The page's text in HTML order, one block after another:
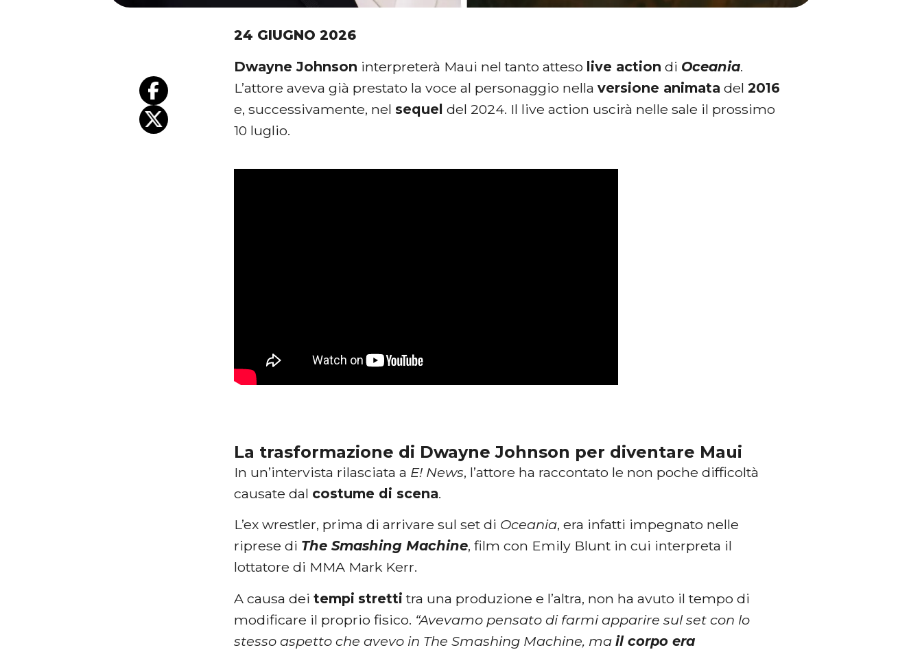
24 GIUGNO 2026
Dwayne Johnson interpreterà Maui nel tanto atteso live action di Oceania.
L’attore aveva già prestato la voce al personaggio nellaversione animata del2016
e, successivamente, nel sequel del 2024. Il live action uscirà nelle sale il prossimo
10 luglio.
La trasformazione di Dwayne Johnson per diventare Maui
In un’intervista rilasciata a E! News, l’attore ha raccontato le non poche difficoltà
causate dal costume di scena.
L’ex wrestler, prima di arrivare sul set di Oceania, era infatti impegnato nelle
riprese di The Smashing Machine, film con Emily Blunt in cui interpreta il
lottatore di MMA Mark Kerr.
A causa deitempi stretti tra una produzione e l’altra, non ha avuto il tempo di
modificare il proprio fisico. “Avevamo pensato di farmi apparire sul set con lo
stesso aspetto che avevo in The Smashing Machine, mail corpo era